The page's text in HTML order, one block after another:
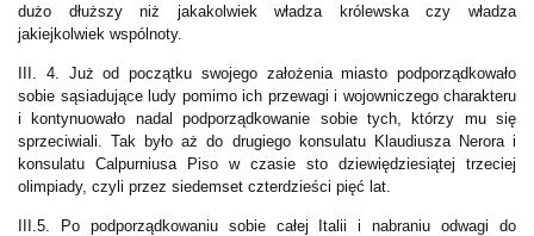
dużo dłuższy niż jakakolwiek władza królewska czy władza
jakiejkolwiek wspólnoty.
III. 4. Już od początku swojego założenia miasto podporządkowało
sobie sąsiadujące ludy pomimo ich przewagi i wojowniczego charakteru
i kontynuowało nadal podporządkowanie sobie tych, którzy mu się
sprzeciwiali. Tak było aż do drugiego konsulatu Klaudiusza Nerora i
konsulatu Calpurniusa Piso w czasie sto dziewiędziesiątej trzeciej
olimpiady, czyli przez siedemset czterdzieści pięć lat.
III.5. Po podporządkowaniu sobie całej Italii i nabraniu odwagi do